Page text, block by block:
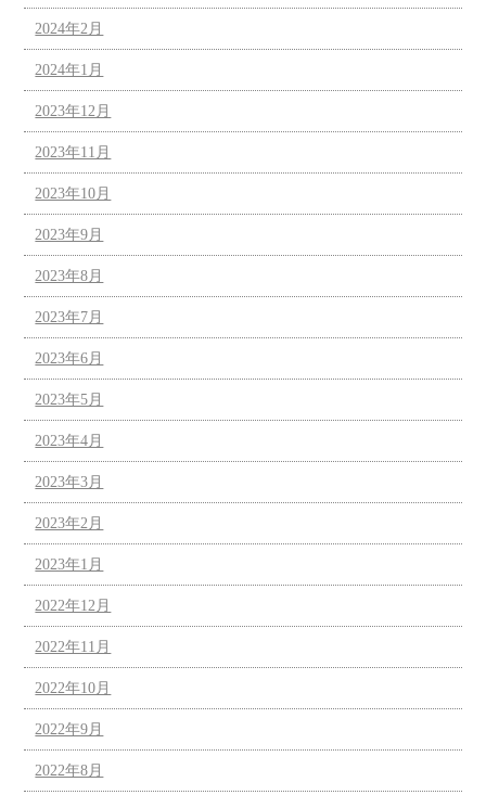
2024年2月
2024年1月
2023年12月
2023年11月
2023年10月
2023年9月
2023年8月
2023年7月
2023年6月
2023年5月
2023年4月
2023年3月
2023年2月
2023年1月
2022年12月
2022年11月
2022年10月
2022年9月
2022年8月